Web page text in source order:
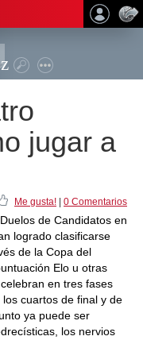
jugar a
Me gusta! 0 Comentarios
de Candidatos en
logrado clasificarse
de la Copa del
Elo u otras
en tres fases
cuartos de final y de
ya puede ser
los nervios